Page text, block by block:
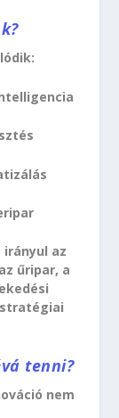
az
űripar, a
tenni?
nem